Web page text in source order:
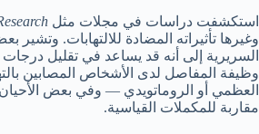
استكشفت دراسات في مجلات مثل
وغيرها تأثيراته المضادة للالتهابات. وتشير
السريرية إلى أنه قد يساعد في تقليل
وظيفة المفاصل لدى الأشخاص المصابين
العظمي أو الروماتويدي — وفي بعض الأحيان
مقاربة للمكملات القياسية.